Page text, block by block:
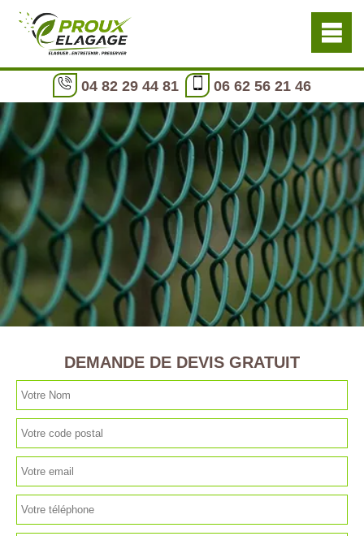
04 82 29 44 81 06 62 56 21 46
DEMANDE DE DEVIS GRATUIT